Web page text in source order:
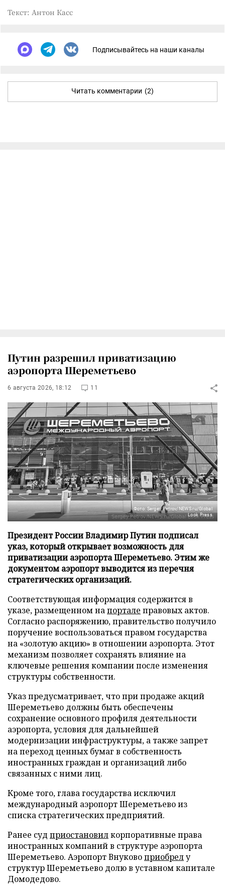
Текст: Антон Касс
Подписывайтесь на наши каналы
Читать комментарии (2)
Путин разрешил приватизацию
аэропорта Шереметьево
6 августа 2026, 18:12 11
Фото: Sergey Petrov/NEWS.ru/Global
Look Press
Президент России Владимир Путин подписал
указ, который открывает возможность для
приватизации аэропорта Шереметьево. Этим же
документом аэропорт выводится из перечня
стратегических организаций.
Соответствующая информация содержится в
указе, размещенном напортале правовых актов.
Согласно распоряжению, правительство получило
поручение воспользоваться правом государства
на «золотую акцию» в отношении аэропорта. Этот
механизм позволяет сохранять влияние на
ключевые решения компании после изменения
структуры собственности.
Указ предусматривает, что при продаже акций
Шереметьево должны быть обеспечены
сохранение основного профиля деятельности
аэропорта, условия для дальнейшей
модернизации инфраструктуры, а также запрет
на переход ценных бумаг в собственность
иностранных граждан и организаций либо
связанных с ними лиц.
Кроме того, глава государства исключил
международный аэропорт Шереметьево из
списка стратегических предприятий.
Ранее суд приостановилкорпоративные права
иностранных компаний в структуре аэропорта
Шереметьево. Аэропорт Внуковоприобрелу
структур Шереметьево долю в уставном капитале
Домодедово.